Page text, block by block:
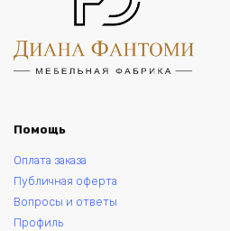
Помощь
Оплата заказа
Публичная оферта
Вопросы и ответы
Профиль